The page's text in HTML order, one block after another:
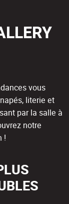
vous
literie et
par la salle à
notre
!